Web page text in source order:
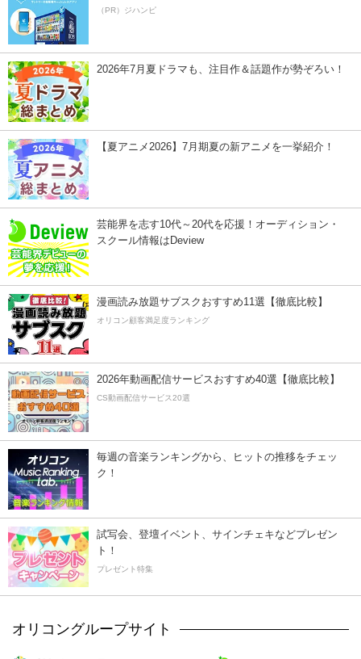
（PR）ジハンピ
2026年7月夏ドラマも、注目作＆話題作が勢ぞろい！
【夏アニメ2026】7月期夏の新アニメを一挙紹介！
芸能界を志す10代～20代を応援！オーディション・
スクール情報はDeview
漫画読み放題サブスクおすすめ11選【徹底比較】
オリコン顧客満足度ランキング
2026年動画配信サービスおすすめ40選【徹底比較】
CS動画配信サービス20選
毎週の音楽ランキングから、ヒットの推移をチェッ
ク！
試写会、登壇イベント、サインチェキなどプレゼン
ト！
プレゼント特集
オリコングループサイト